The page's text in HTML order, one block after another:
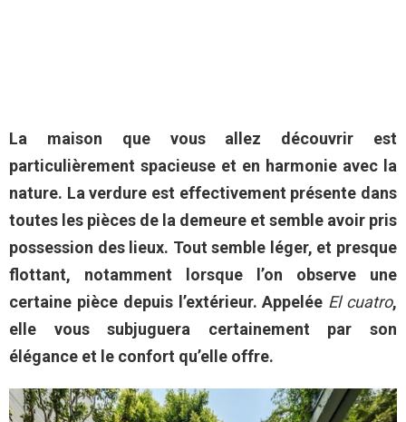
La maison que vous allez découvrir est
particulièrement spacieuse et en harmonie avec la
nature. La verdure est effectivement présente dans
toutes les pièces de la demeure et semble avoir pris
possession des lieux. Tout semble léger, et presque
flottant, notamment lorsque l’on observe une
certaine pièce depuis l’extérieur. Appelée El cuatro,
elle vous subjuguera certainement par son
élégance et le confort qu’elle offre.